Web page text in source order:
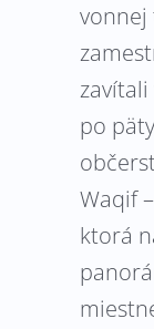
vonnej
po
Waqif
ktorá